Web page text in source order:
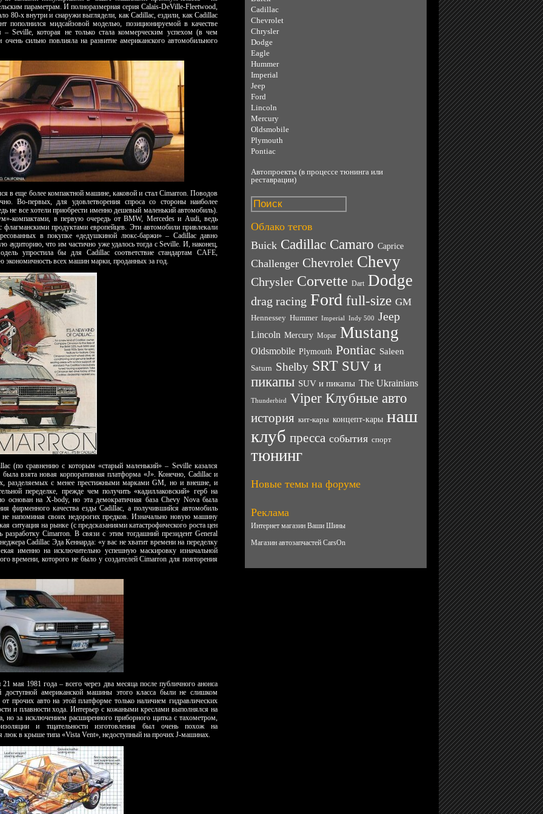
параметрам. И полноразмерная серия Calais-DeVille-Fleetwood,
80-х внутри и снаружи выглядели, как Cadillac, ездили, как Cadillac
пополнился мидсайзовой моделью, позиционируемой в качестве
– Seville, которая не только стала коммерческим успехом (в чем
сильно повлияла на развитие американского автомобильного
в еще более компактной машине, каковой и стал Cimarron. Поводов
Во-первых, для удовлетворения спроса со стороны наиболее
не все хотели приобрести именно дешевый маленький автомобиль).
компактами, в первую очередь от BMW, Mercedes и Audi, ведь
продуктами европейцев. Эти автомобили привлекали
в покупке «дедушкиной люкс-баржи» – Cadillac давно
аудиторию, что им частично уже удалось тогда с Seville. И, наконец,
упростила бы для Cadillac соответствие стандартам CAFE,
всех машин марки, проданных за год.
(по сравнению с которым «старый маленький» – Seville казался
взята новая корпоративная платформа «J». Конечно, Cadillac и
разделяемых с менее престижными марками GM, но и внешне, и
переделке, прежде чем получить «кадиллаковский» герб на
основан на X-body, но эта демократичная база Chevy Nova была
фирменного качества езды Cadillac, а получившийся автомобиль
напоминая своих недорогих предков. Изначально новую машину
ситуация на рынке (с предсказаниями катастрофического роста цен
разработку Cimarron. В связи с этим тогдашний президент General
Cadillac Эда Кеннарда: «у вас не хватит времени на переделку
именно на исключительно успешную маскировку изначальной
времени, которого не было у создателей Cimarron для повторения
мая 1981 года – всего через два месяца после публичного анонса
американской машины этого класса были не слишком
прочих авто на этой платформе только наличием гидравлических
и плавности хода. Интерьер с кожаными креслами выполнялся на
но за исключением расширенного приборного щитка с тахометром,
и тщательности изготовления был очень похож на
люк в крыше типа «Vista Vent», недоступный на прочих J-машинах.
Cadillac
Chevrolet
Chrysler
Dodge
Eagle
Hummer
Imperial
Jeep
Ford
Lincoln
Mercury
Oldsmobile
Plymouth
Pontiac
Автопроекты (в процессе тюнинга или
реставрации)
Облако тегов
Buick Cadillac Camaro Caprice
Challenger Chevrolet Chevy
Chrysler Corvette Dart Dodge
drag racing Ford full-size GM
Hennessey Hummer Imperial Indy 500 Jeep
Lincoln Mercury Mopar Mustang
Oldsmobile Plymouth Pontiac Saleen
Saturn Shelby SRT SUV и
пикапы SUV и пикапы The Ukrainians
Thunderbird Viper Клубные авто
история кит-кары концепт-кары наш
клуб пресса события спорт
тюнинг
Новые темы на форуме
Реклама
Интернет магазин Ваши Шины
Магазин автозапчастей CarsOn